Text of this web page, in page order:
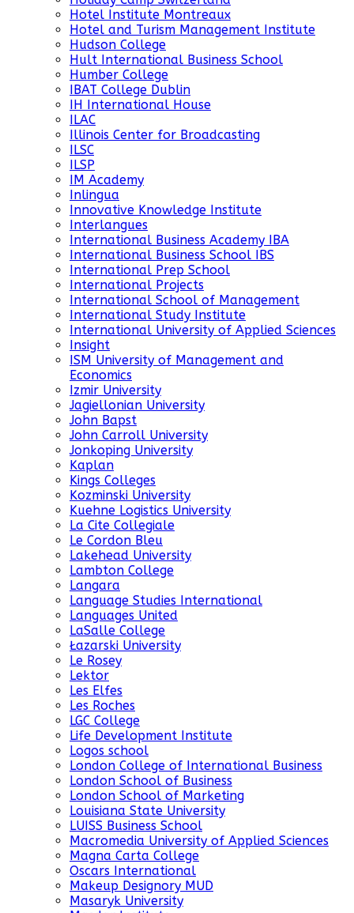
Hotel Institute Montreaux
Hotel and Turism Management Institute
Hudson College
Hult International Business School
Humber College
IBAT College Dublin
IH International House
ILAC
Illinois Center for Broadcasting
ILSC
ILSP
IM Academy
Inlingua
Innovative Knowledge Institute
Interlangues
International Business Academy IBA
International Business School IBS
International Prep School
International Projects
International School of Management
International Study Institute
International University of Applied Sciences
Insight
ISM University of Management and
Economics
Izmir University
Jagiellonian University
John Bapst
John Carroll University
Jonkoping University
Kaplan
Kings Colleges
Kozminski University
Kuehne Logistics University
La Cite Collegiale
Le Cordon Bleu
Lakehead University
Lambton College
Langara
Language Studies International
Languages United
LaSalle College
Łazarski University
Le Rosey
Lektor
Les Elfes
Les Roches
LGC College
Life Development Institute
Logos school
London College of International Business
London School of Business
London School of Marketing
Louisiana State University
LUISS Business School
Macromedia University of Applied Sciences
Magna Carta College
Oscars International
Makeup Designory MUD
Masaryk University